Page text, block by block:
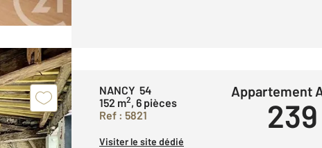
NANCY 54
152 m2, 6 pièces
Ref : 5821
Appartement
Visiter le site dédié